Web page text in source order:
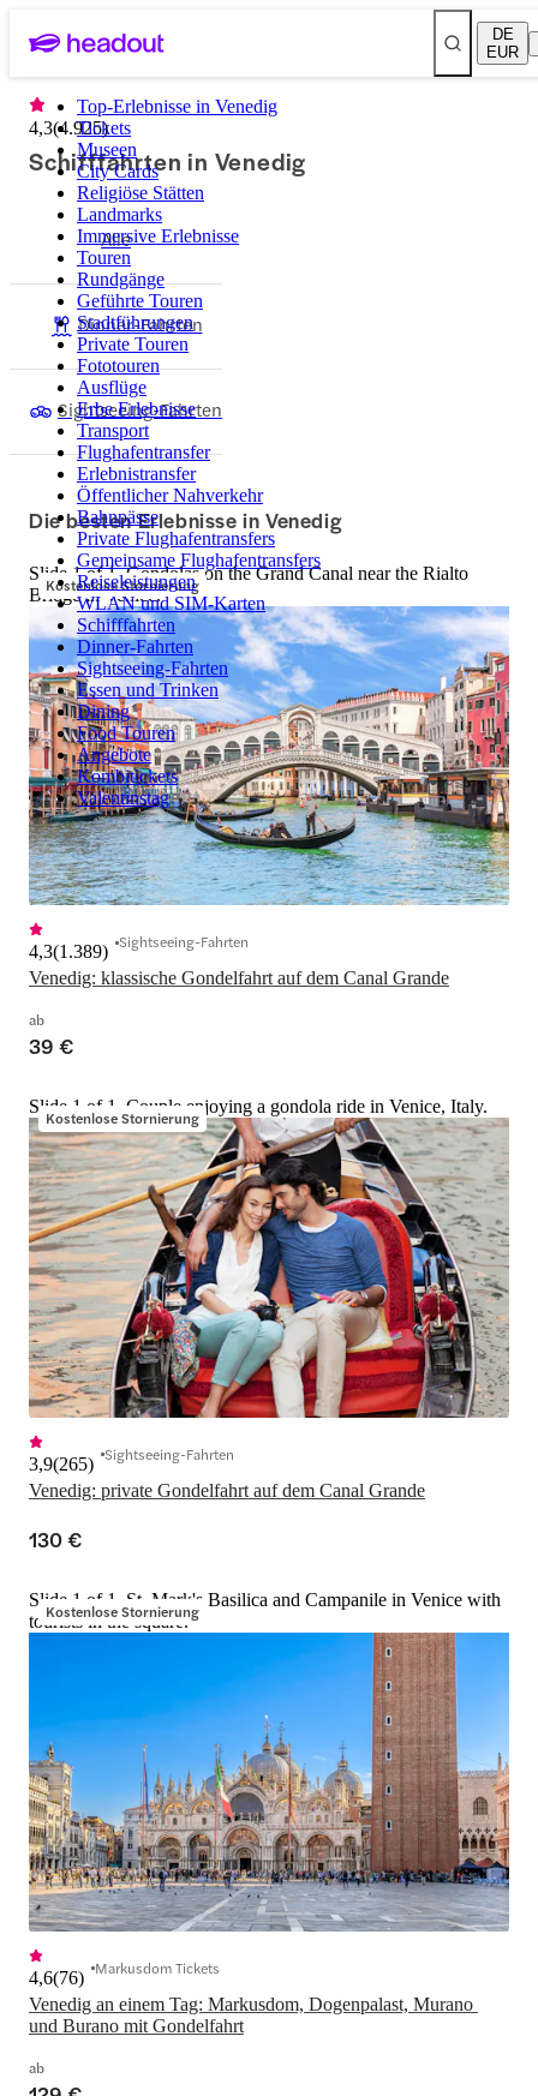
DE
EUR
Top-Erlebnisse in Venedig
Tickets
Museen
City Cards
Religiöse Stätten
Landmarks
Immersive Erlebnisse
Touren
Rundgänge
Geführte Touren
Stadtführungen
Private Touren
Fototouren
Ausflüge
Erbe Erlebnisse
Transport
Flughafentransfer
Erlebnistransfer
Öffentlicher Nahverkehr
Bahnpässe
Private Flughafentransfers
Gemeinsame Flughafentransfers
Reiseleistungen
WLAN und SIM-Karten
Schifffahrten
Dinner-Fahrten
Sightseeing-Fahrten
Essen und Trinken
Dining
Food Touren
Angebote
Kombitickets
Valentinstag
4,3(4.925)
Schifffahrten in Venedig
Alle
Dinner-Fahrten
Sightseeing-Fahrten
Die besten Erlebnisse in Venedig
Kostenlose Stornierung
Slide 1 of 1, Gondolas on the Grand Canal near the Rialto
Bridge in Venice.
Venedig: klassische Gondelfahrt auf dem Canal Grande
4,3(1.389) Sightseeing-Fahrten
ab
39 €
Kostenlose Stornierung
Slide 1 of 1, Couple enjoying a gondola ride in Venice, Italy.
Venedig: private Gondelfahrt auf dem Canal Grande
3,9(265) Sightseeing-Fahrten
130 €
Kostenlose Stornierung
Slide 1 of 1, St. Mark's Basilica and Campanile in Venice with
tourists in the square.
Venedig an einem Tag: Markusdom, Dogenpalast, Murano
und Burano mit Gondelfahrt
4,6(76) Markusdom Tickets
ab